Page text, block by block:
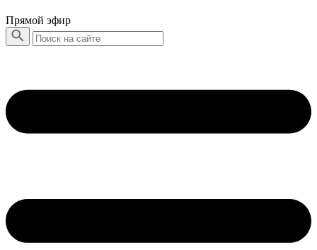
Прямой эфир